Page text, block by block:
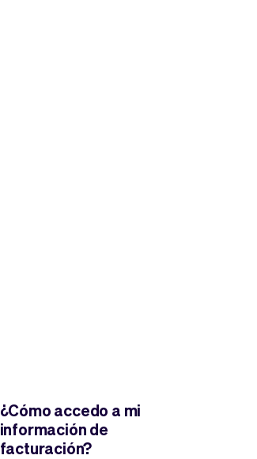
¿Cómo accedo a mi
información de
facturación?